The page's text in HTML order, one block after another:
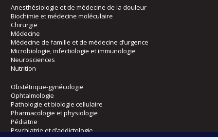
Anesthésiologie et de médecine de la douleur
Biochimie et médecine moléculaire
Chirurgie
Médecine
Médecine de famille et de médecine d’urgence
Microbiologie, infectiologie et immunologie
Neurosciences
Nutrition
Obstétrique-gynécologie
Ophtalmologie
Pathologie et biologie cellulaire
Pharmacologie et physiologie
Pédiatrie
Psychiatrie et d’addictologie